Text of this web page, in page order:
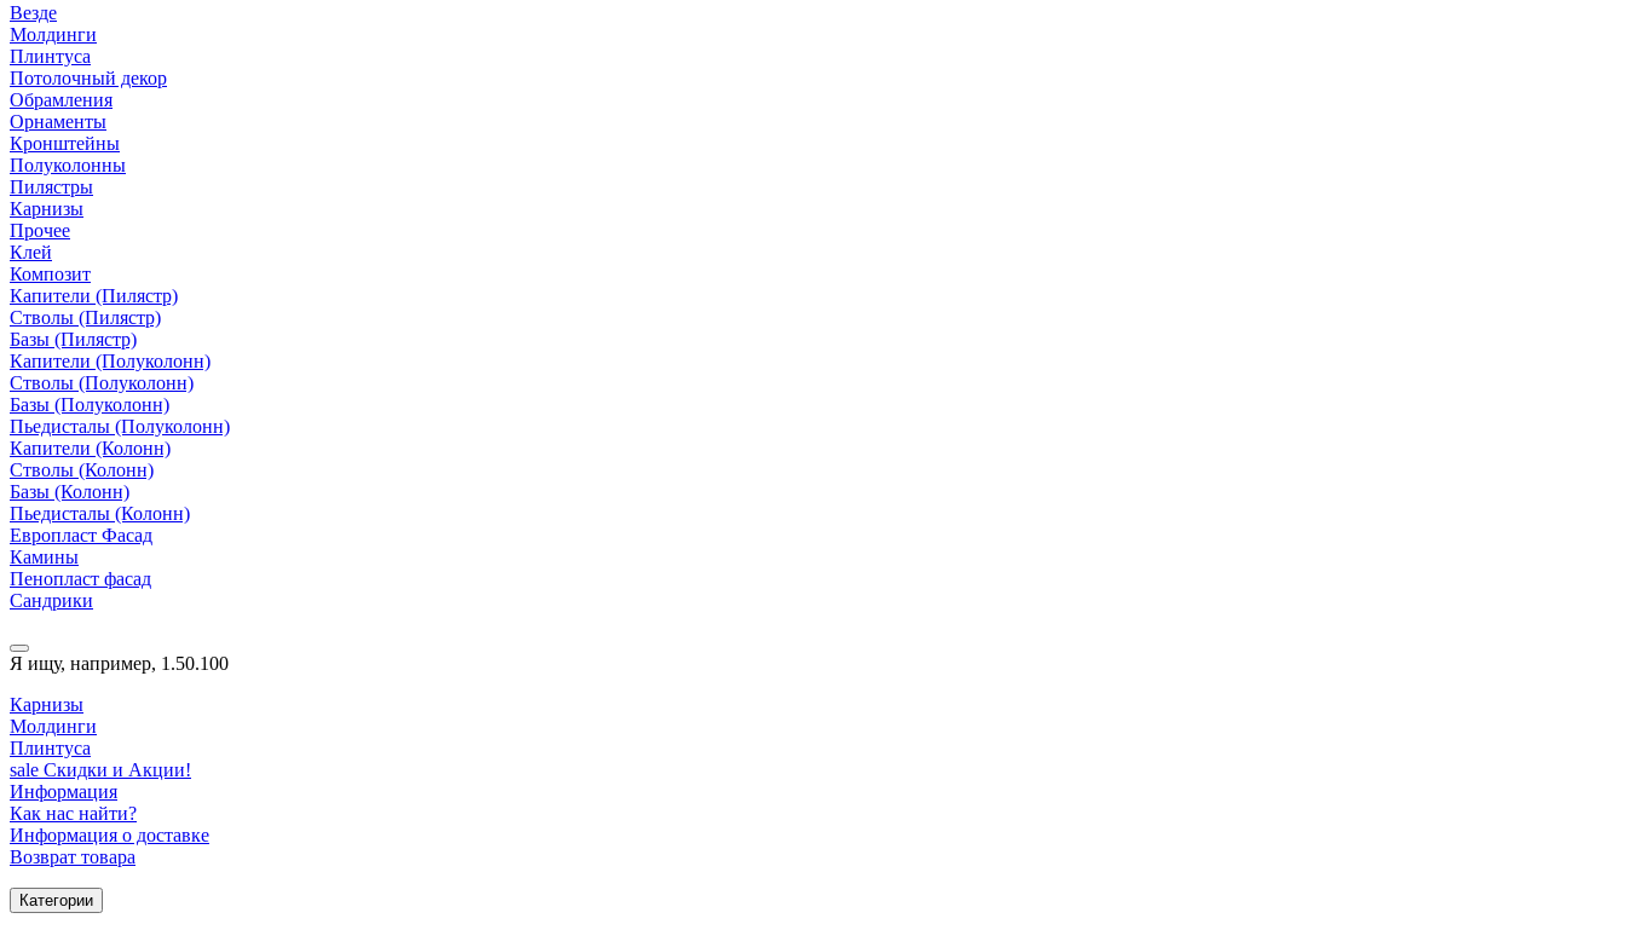
Везде
Молдинги
Плинтуса
Потолочный декор
Обрамления
Орнаменты
Кронштейны
Полуколонны
Пилястры
Карнизы
Прочее
Клей
Композит
Капители (Пилястр)
Стволы (Пилястр)
Базы (Пилястр)
Капители (Полуколонн)
Стволы (Полуколонн)
Базы (Полуколонн)
Пьедисталы (Полуколонн)
Капители (Колонн)
Стволы (Колонн)
Базы (Колонн)
Пьедисталы (Колонн)
Европласт Фасад
Камины
Пенопласт фасад
Сандрики
Я ищу, например, 1.50.100
Карнизы
Молдинги
Плинтуса
sale Скидки и Акции!
Информация
Как нас найти?
Информация о доставке
Возврат товара
Категории